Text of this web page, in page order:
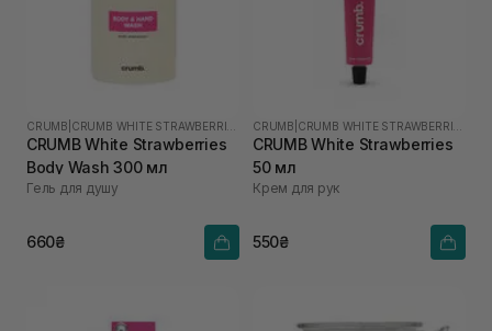
CRUMB
CRUMB White Strawberries
Body Wash 300 мл
Гель для душу
660₴
CRUMB
CRUMB White Strawberries
50 мл
Крем для рук
550₴